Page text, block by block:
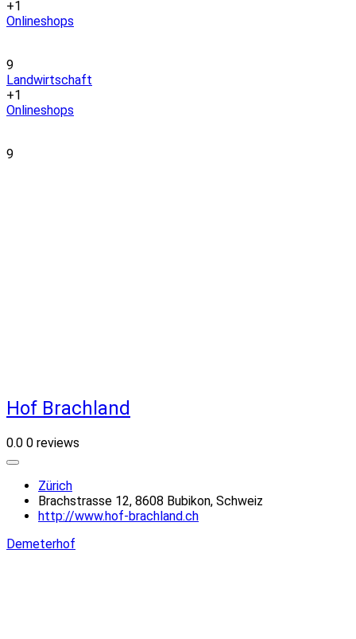
+1
Onlineshops
9
Landwirtschaft
+1
Onlineshops
9
Hof Brachland
0.0 0 reviews
Zürich
Brachstrasse 12, 8608 Bubikon, Schweiz
http://www.hof-brachland.ch
Demeterhof